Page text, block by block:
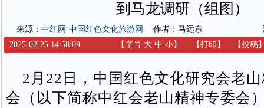
到马龙调研（组图）
来源： 中红网-中国红色文化旅游网 作者：马远东
2025-02-25 14:58:09
【字号 大 中 小】 【打印 】 【投稿
2月22日，中国红色文化研究会老
会（以下简称中红会老山精神专委会